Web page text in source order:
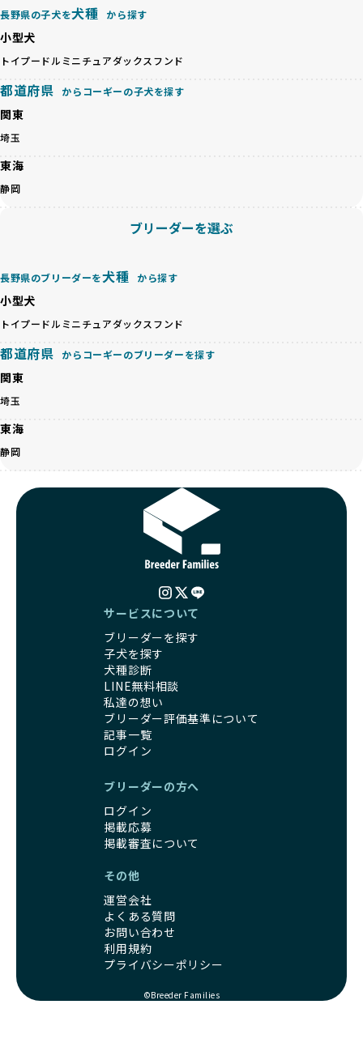
基づいた責任あるブリーディングを確保しています。
さらに、健康管理、社会性の育成、遺伝子検査、食事や運動
の質など、ワンちゃんの心身に配慮した飼育環境が整ってい
るかを評価する12項目の総合基準を設けています。これによ
り、より高い基準をクリアしたブリーダーだけを厳選してい
ます。
その結果、合格率10%未満という厳しい基準をクリアした優
良ブリーダーのみが登録されています。
ゃんを家族のように愛するという理念を共有するブリーダー
のみを厳選しています。これにより、ユーザーの皆さんに安
BreederFamiliesでは、すべてのブリーダーを書類審査、直
接のヒアリング、現地確認を通じて厳しく評価しています。
このプロセスにより、育成環境や健康管理だけでなく、ブリ
ーダー自身の理念や姿勢までも丁寧に確認しています。
ため、どのブリーダーを選んでも安心して子犬をお迎えいた
だけます。
徹底した透明性こそが、BreederFamiliesの大きな特徴で
す。
BreederFamiliesは、ペット業界が抱える命の大量生産・大
量販売、負担の大きい流通構造、劣悪な飼育環境といった課
題に真摯に向き合っています。優良ブリーダーとの直接取引
を促進することで、無駄な命の消費を減らし、命を大切にす
る社会の実現を目指しています。
さらに、売上の一部を保護団体や保護団体を支援する公益法
人へ寄付しています。多くのペット販売業者が、動物福祉へ
の取り組みが不十分であることを理由に寄付を断られる中、
ます。この活動により、保護が必要なワンちゃんの救済や保
護活動の支援にも貢献しています。
でなく、すべてのワンちゃんに優しい未来を創るための大き
な一歩です。ユーザーの皆さんがBreederFamiliesを通じて
子犬をお迎えすることで、こうした社会貢献活動を間接的に
支えることができます。
BreederFamiliesに登録されているブリーダーは、子犬が心
身ともに健康に育つための環境づくりに全力を注いでいま
遺伝的なリスクを最小限に抑えた繁殖計画、栄養バランスが
考えられた食事、子犬がのびのびと動ける適度な運動環境、
さらに獣医師と連携した健康管理まで徹底しています。
その結果、BreederFamiliesを通じてお迎えする子犬は、元
気で健康なスタートを切れることが大きな魅力です。
イントです。BreederFamiliesのブリーダーは、母犬や兄弟
犬、人との触れ合いの時間をしっかり確保し、子犬が自然に
コミュニケーション能力を身につけられるよう育てていま
家庭に迎えたその日から、すでに社会性の基盤ができている
ため、新しい環境にもスムーズに適応できます。
これにより、飼い主さんにとっても安心してスタートできる
でしょう。
待する理想と現実が大きく異なることも少なくありません。
健康と性格を次世代に引き継ぐために、ミックス犬の繁殖を
避けます。無計画な交配がもたらすリスクを理解し、飼い主
殖を徹底しているのです。
一方、営利優先ブリーダーは流行や需要に応じて安易にミッ
が多く見受けられます。場合によっては、チワワ×ハスキー
等体格の異なるリスクの高い交配を行うこともあります。
ゃんが長時間の輸送を強いられたり、狭いケージに閉じ込め
ちゃんの社会性や基本的なしつけにも悪影響を与える可能性
があります。
優良ブリーダーは、ワンちゃんの健康と幸せを第一に考え、
ペットショップやオークションを介さずに直接飼い主に渡す
ことを大切にしています。また、彼らはお迎え先を自身で確
接の引き渡しを基本とします。
一方で、営利優先ブリーダーは、広範囲に販売するためにペ
を軽視しがちです。
「ペットショップ等を使わない」の詳細はこちら
近年、「小さくて可愛い」「珍しい毛色」という見た目の特
徴が人気を集め、高値で取引されることが多くなっていま
す。しかし、こうした特徴には健康リスクが伴う場合が少な
くありません。極小サイズは骨や心臓に負担がかかりやす
く、レアカラーには遺伝疾患のリスクが高まることがありま
営利優先ブリーダーは、このような流行や需要に応じて無理
な繁殖を行いがちです。小柄な母犬を繁殖に多用して体に負
担をかけたり、子犬を小さく見せるために食事を減らすな
ど、健康を犠牲にした管理がされることもあります。このよ
うな方法では、ワンちゃんの免疫力や体力が低下し、飼い主
にとっても将来的な医療費やケアの負担が増える恐れがあり
優良ブリーダーは、こうした流行に流されず、ワンちゃんの
健康を最優先に考えています。特に小さいワンちゃんやレア
カラーの子犬を販売する場合は、健康リスクを十分に理解
し、飼い主にそのリスクについて丁寧に説明しています。食
ワンちゃんの健康を第一にした繁殖を心がけています。
「見た目以上に健康重視」の詳細はこちら
引退犬とは、繁殖期を終えたワンちゃんたちのことを指しま
優良ブリーダーは、引退犬も家族の一員として、彼らの幸せ
を願っています。よって、引退後も自宅で飼育を続けるか、
信頼できる相手に譲渡するなど、ワンちゃんが幸せに暮らせ
るように配慮します。
一方、営利優先ブリーダーは引退犬を「コスト」として考
え、早く手放すことを考えます。場合によっては、悪徳保護
団体に引き渡されることもあり、ワンちゃんの生活が不安定
になる可能性が高まります。
長野県の子犬を犬種 から探す
小型犬
トイプードル ミニチュアダックスフンド
都道府県 からコーギーの子犬を探す
関東
埼玉
東海
静岡
ブリーダーを選ぶ
長野県のブリーダーを犬種 から探す
小型犬
トイプードル ミニチュアダックスフンド
都道府県 からコーギーのブリーダーを探す
関東
埼玉
東海
静岡
サービスについて
ブリーダーを探す
子犬を探す
犬種診断
LINE無料相談
私達の想い
ブリーダー評価基準について
記事一覧
ログイン
ブリーダーの方へ
ログイン
掲載応募
掲載審査について
その他
運営会社
よくある質問
お問い合わせ
利用規約
プライバシーポリシー
©Breeder Families